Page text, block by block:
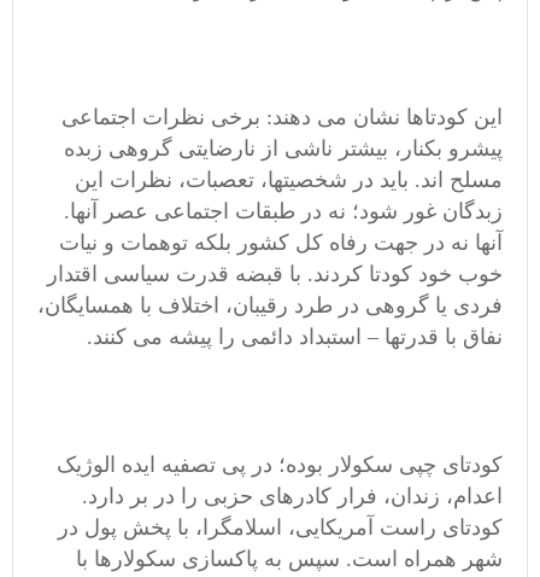
این کودتاها نشان می دهند: برخی نظرات اجتماعی
پیشرو بکنار، بیشتر ناشی از نارضایتی گروهی زبده
مسلح اند. باید در شخصیتها، تعصبات، نظرات این
زبدگان غور شود؛ نه در طبقات اجتماعی عصر آنها.
آنها نه در جهت رفاه کل کشور بلکه توهمات و نیات
خوب خود کودتا کردند. با قبضه قدرت سیاسی اقتدار
فردی یا گروهی در طرد رقیبان، اختلاف با همسایگان،
نفاق با قدرتها – استبداد دائمی را پیشه می کنند.
کودتای چپی سکولار بوده؛ در پی تصفیه ایده الوژیک
اعدام، زندان، فرار کادرهای حزبی را در بر دارد.
کودتای راست آمریکایی، اسلامگرا، با پخش پول در
شهر همراه است. سپس به پاکسازی سکولارها با